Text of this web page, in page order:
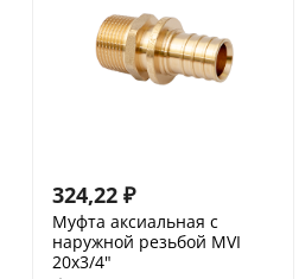
324,22 ₽
Муфта аксиальная с
наружной резьбой MVI
20x3/4"